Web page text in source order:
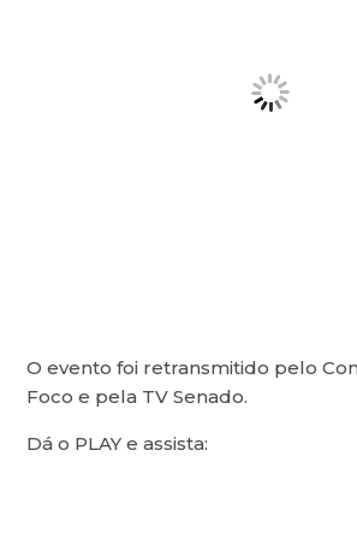
O evento foi retransmitido pelo
Foco e pela TV Senado.
Dá o PLAY e assista: